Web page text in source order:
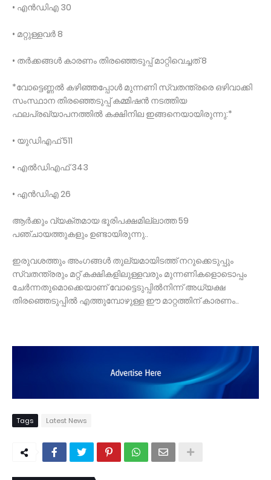
• എൻഡിഎ 30
• മറ്റുള്ളവർ 8
• തർക്കങ്ങൾ കാരണം തിരഞ്ഞെടുപ്പ് മാറ്റിവെച്ചത് 8
*വോട്ടെണ്ണൽ കഴിഞ്ഞപ്പോൾ ­മുന്നണി സ്വതന്ത്രരെ ഒഴിവാക്കി
സംസ്ഥാന തിരഞ്ഞെടുപ്പ് കമ്മിഷൻ നടത്തിയ
ഫലപ്രഖ്യാപനത്തിൽ കക്ഷിനില ഇങ്ങനെയായിരുന്നു:*
• യുഡിഎഫ് 511
• എൽഡിഎഫ് 343
• എൻഡിഎ 26
ആർക്കും വ്യക്തമായ ഭൂരിപക്ഷമില്ലാത്ത 59
പഞ്ചായത്തുകളും ഉണ്ടായിരുന്നു..
ഇരുവശത്തും അംഗങ്ങൾ തുല്യമായിടത്ത് നറുക്കെടുപ്പും
സ്വതന്ത്രരും മറ്റ് കക്ഷികളിലുള്ളവരും മുന്നണികളൊടൊപ്പം
ചേർന്നതുമൊക്കെയാണ് വോട്ടെടുപ്പിൽനിന്ന് അധ്യക്ഷ
തിരഞ്ഞെടുപ്പിൽ എത്തുമ്പോഴുള്ള ഈ മാറ്റത്തിന് കാരണം..
Tags Latest News